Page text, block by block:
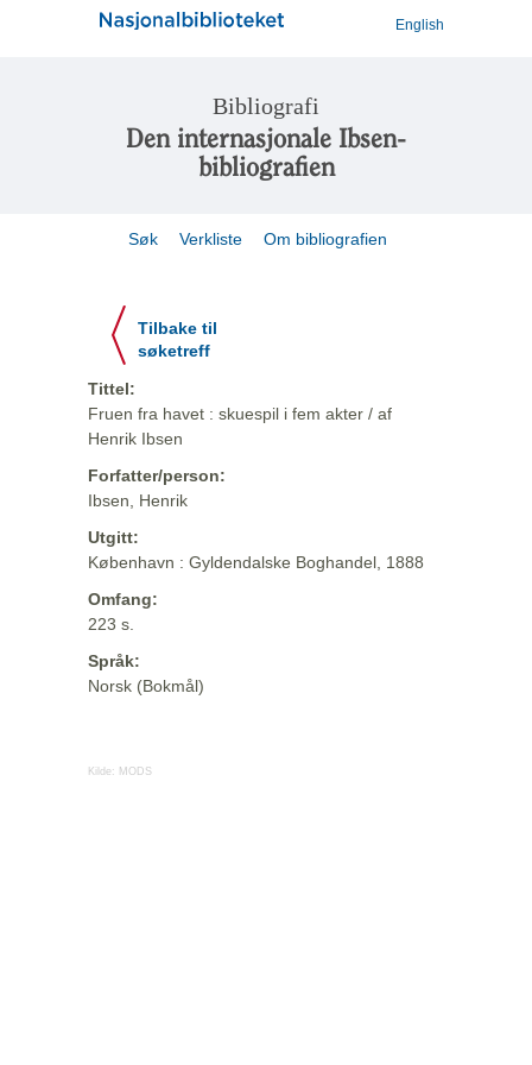
English
Bibliografi
Den internasjonale Ibsen-
bibliografien
Søk Verkliste Om bibliografien
Tilbake til
søketreff
Tittel:
Fruen fra havet : skuespil i fem akter / af
Henrik Ibsen
Forfatter/person:
Ibsen, Henrik
Utgitt:
København : Gyldendalske Boghandel, 1888
Omfang:
223 s.
Språk:
Norsk (Bokmål)
Kilde: MODS